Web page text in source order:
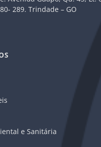
289. Trindade – GO
e Sanitária